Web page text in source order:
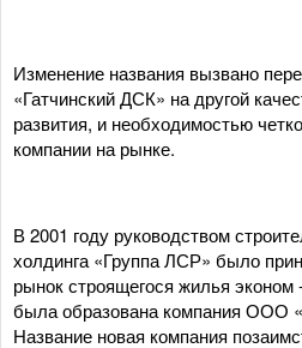
Изменение названия вызвано
«Гатчинский ДСК» на другой
развития, и необходимостью
компании на рынке.
В 2001 году руководством
холдинга «Группа ЛСР» было
рынок строящегося жилья
была образована компания ООО
Название новая компания